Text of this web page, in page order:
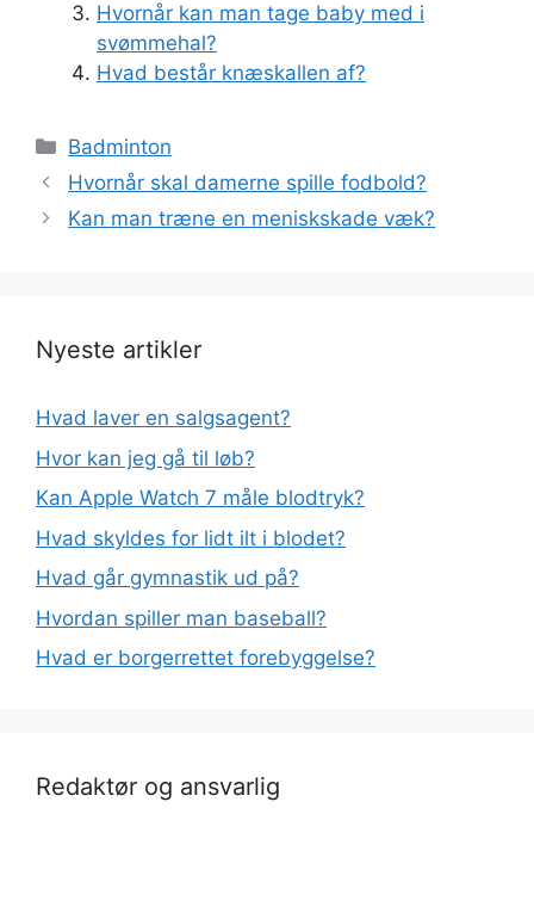
Hvornår kan man tage baby med i
svømmehal?
Hvad består knæskallen af?
Kategorier
Badminton
Hvornår skal damerne spille fodbold?
Kan man træne en meniskskade væk?
Nyeste artikler
Hvad laver en salgsagent?
Hvor kan jeg gå til løb?
Kan Apple Watch 7 måle blodtryk?
Hvad skyldes for lidt ilt i blodet?
Hvad går gymnastik ud på?
Hvordan spiller man baseball?
Hvad er borgerrettet forebyggelse?
Redaktør og ansvarlig